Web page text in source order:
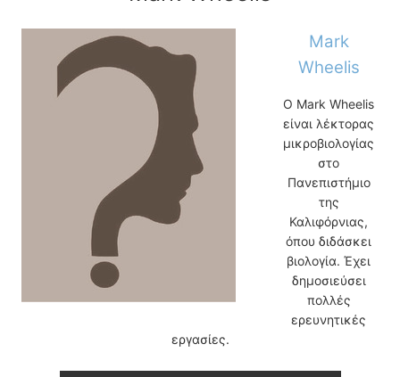
Mark
Wheelis
Ο Mark Wheelis
είναι λέκτορας
μικροβιολογίας
στο
Πανεπιστήμιο
της
Καλιφόρνιας,
όπου διδάσκει
βιολογία. Έχει
δημοσιεύσει
πολλές
ερευνητικές
εργασίες.